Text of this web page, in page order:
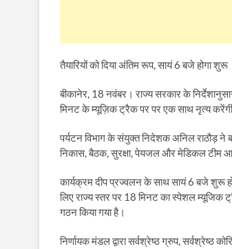
तैयारियों को दिया अंतिम रूप, सायं 6 बजे होगा शुरू
बीकानेर, 18 नवंबर। राज्य सरकार के
मिनट के म्यूज़िक ट्रैक पर पर एक साथ नृत्य
पर्यटन विभाग के संयुक्त निदेशक अनिल राठौड़ ने
निकास, बैठक, सुरक्षा, पेयजल और मेडिकल टीम
कार्यक्रम दीप प्रज्वलन के साथ सायं 6 बजे शुरू
लिए राज्य स्तर पर 18 मिनट का स्पेशल म्यूजिक
गठन किया गया है।
निर्णायक मंडल द्वारा सर्वश्रेष्ठ ग्रुप, सर्वश्रेष्ठ